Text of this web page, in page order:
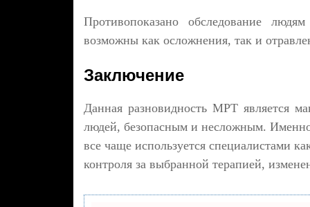
Противопоказано обследование
возможны как осложнения, так и
Заключение
Данная разновидность МРТ является
людей, безопасным и несложным.
все чаще используется специалистами
контроля за выбранной терапией,